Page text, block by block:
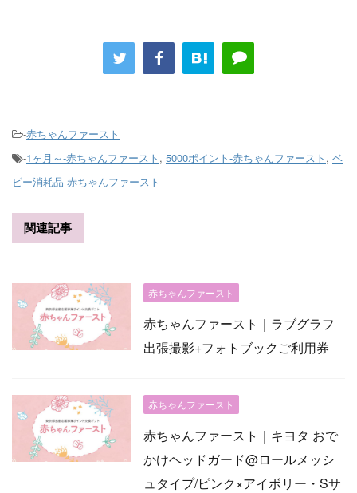
-赤ちゃんファースト
-1ヶ月～-赤ちゃんファースト , 5000ポイント-赤ちゃんファースト , ベ
ビー消耗品-赤ちゃんファースト
関連記事
赤ちゃんファースト
赤ちゃんファースト｜ラブグラフ
出張撮影+フォトブックご利用券
赤ちゃんファースト
赤ちゃんファースト｜キヨタ おで
かけヘッドガード@ロールメッシ
ュタイプ/ピンク×アイボリー・Sサ